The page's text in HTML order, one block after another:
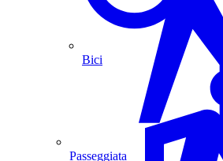
Bici
Passeggiata